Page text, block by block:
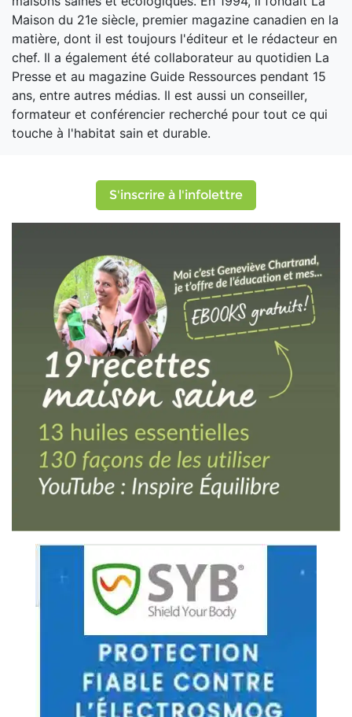
Maison du 21e siècle, premier magazine canadien en la
matière, dont il est toujours l'éditeur et le rédacteur en
chef. Il a également été collaborateur au quotidien La
Presse et au magazine Guide Ressources pendant 15
ans, entre autres médias. Il est aussi un conseiller,
formateur et conférencier recherché pour tout ce qui
touche à l'habitat sain et durable.
S'inscrire à l'infolettre